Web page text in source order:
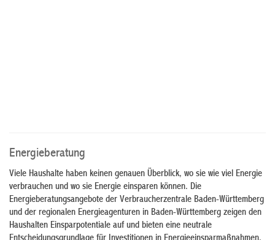
Energieberatung
Viele Haushalte haben keinen genauen Überblick, wo sie wie viel Energie
verbrauchen und wo sie Energie einsparen können. Die
Energieberatungsangebote der Verbraucherzentrale Baden-Württemberg
und der regionalen Energieagenturen in Baden-Württemberg zeigen den
Haushalten Einsparpotentiale auf und bieten eine neutrale